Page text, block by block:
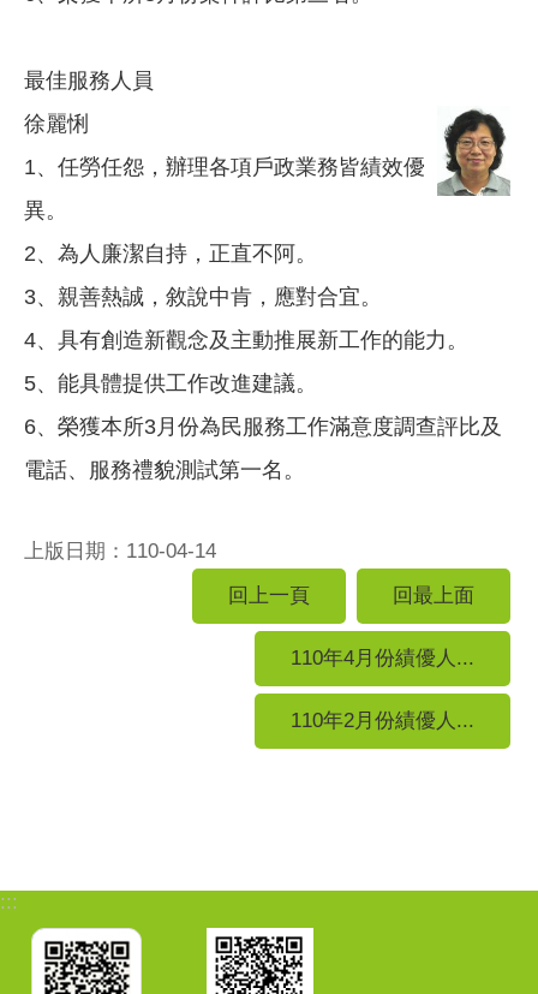
最佳服務人員
徐麗悧
1、任勞任怨，辦理各項戶政業務皆績效優
異。
2、為人廉潔自持，正直不阿。
3、親善熱誠，敘說中肯，應對合宜。
4、具有創造新觀念及主動推展新工作的能力。
5、能具體提供工作改進建議。
6、榮獲本所3月份為民服務工作滿意度調查評比及
電話、服務禮貌測試第一名。
上版日期：110-04-14
回上一頁
回最上面
110年4月份績優人...
110年2月份績優人...
:::